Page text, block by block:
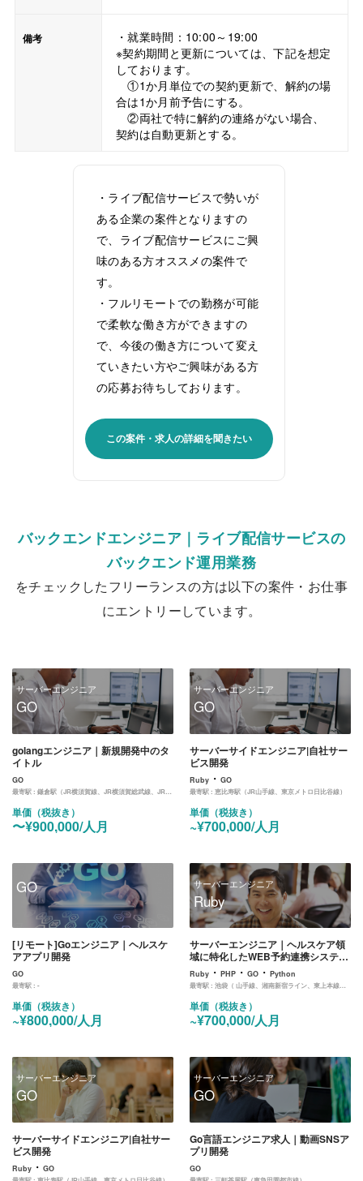
備考
・就業時間：10:00～19:00
※契約期間と更新については、下記を想定
しております。
①1か月単位での契約更新で、解約の場
合は1か月前予告にする。
②両社で特に解約の連絡がない場合、
契約は自動更新とする。
・ライブ配信サービスで勢いが
ある企業の案件となりますの
で、ライブ配信サービスにご興
味のある方オススメの案件で
す。
・フルリモートでの勤務が可能
で柔軟な働き方ができますの
で、今後の働き方について変え
ていきたい方やご興味がある方
の応募お待ちしております。
この案件・求人の詳細を聞きたい
バックエンドエンジニア｜ライブ配信サービスの
バックエンド運用業務
をチェックしたフリーランスの方は以下の案件・お仕事
にエントリーしています。
サーバーエンジニア
GO
golangエンジニア｜新規開発中のタ
イトル
GO
最寄駅 : 鎌倉駅（JR横須賀線、JR横須賀総武線、JR湘南新宿ライン）
単価（税抜き）
〜¥900,000/人月
サーバーエンジニア
GO
サーバーサイドエンジニア|自社サー
ビス開発
Ruby ・GO
最寄駅 :恵比寿駅（JR山手線、東京メトロ日比谷線）
単価（税抜き）
~¥700,000/人月
GO
[リモート]Goエンジニア｜ヘルスケ
アアプリ開発
GO
最寄駅 : -
単価（税抜き）
~¥800,000/人月
サーバーエンジニア
Ruby
サーバーエンジニア｜ヘルスケア領
域に特化したWEB予約連携システム
のサーバー開発
Ruby ・PHP ・GO ・Python
最寄駅 :池袋（ 山手線、湘南新宿ライン、東上本線、西武鉄道、池袋線、丸ノ内線、有楽町線、副都心線）
単価（税抜き）
~¥700,000/人月
サーバーエンジニア
GO
サーバーサイドエンジニア|自社サー
ビス開発
Ruby ・ GO
サーバーエンジニア
GO
Go言語エンジニア求人｜動画SNSア
プリ開発
GO